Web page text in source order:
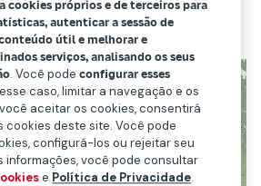
cookies próprios e de terceiros para
autenticar a sessão de
útil e melhorar e
serviços, analisando os seus
. Você podeconfigurar esses
caso, limitar a navegação e os
aceitar os cookies, consentirá
cookies deste site. Você pode
configurá-los ou rejeitar seu
informações, você pode consultar
e Política de Privacidade.